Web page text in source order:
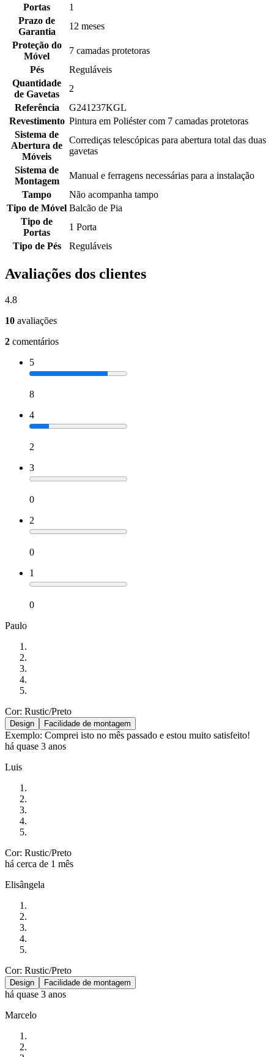
Portas
1
Prazo de
Garantia
12 meses
Proteção do
Móvel
7 camadas protetoras
Pés
Reguláveis
Quantidade
de Gavetas
2
Referência
G241237KGL
Revestimento Pintura em Poliéster com 7 camadas protetoras
Sistema de
Abertura de
Móveis
Corrediças telescópicas para abertura total das duas
gavetas
Sistema de
Montagem
Manual e ferragens necessárias para a instalação
Tampo
Não acompanha tampo
Tipo de Móvel Balcão de Pia
Tipo de
Portas
1 Porta
Tipo de Pés
Reguláveis
Avaliações dos clientes
4.8
10 avaliações
2 comentários
5
8
4
2
3
0
2
0
1
0
Paulo
Cor: Rustic/Preto
Design Facilidade de montagem
Exemplo: Comprei isto no mês passado e estou muito satisfeito!
há quase 3 anos
Luis
Cor: Rustic/Preto
há cerca de 1 mês
Elisângela
Cor: Rustic/Preto
Design Facilidade de montagem
há quase 3 anos
Marcelo